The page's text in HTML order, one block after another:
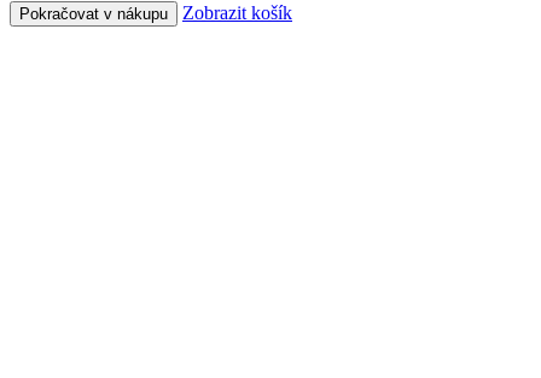
Pokračovat v nákupu Zobrazit košík